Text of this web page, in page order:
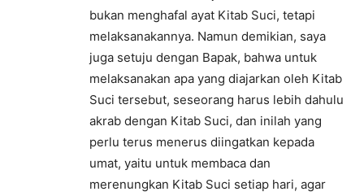
bukan menghafal ayat Kitab Suci, tetapi
melaksanakannya. Namun demikian, saya
juga setuju dengan Bapak, bahwa untuk
melaksanakan apa yang diajarkan oleh Kitab
Suci tersebut, seseorang harus lebih dahulu
akrab dengan Kitab Suci, dan inilah yang
perlu terus menerus diingatkan kepada
umat, yaitu untuk membaca dan
merenungkan Kitab Suci setiap hari, agar